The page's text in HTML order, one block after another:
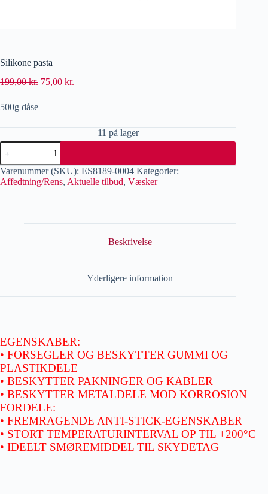
Silikone pasta
199,00kr. 75,00 kr.
500g dåse
11 på lager
Varenummer (SKU): ES8189-0004 Kategorier:
Affedtning/Rens, Aktuelle tilbud, Væsker
Beskrivelse
Yderligere information
EGENSKABER:
• FORSEGLER OG BESKYTTER GUMMI OG
PLASTIKDELE
• BESKYTTER PAKNINGER OG KABLER
• BESKYTTER METALDELE MOD KORROSION
FORDELE:
• FREMRAGENDE ANTI-STICK-EGENSKABER
• STORT TEMPERATURINTERVAL OP TIL +200°C
• IDEELT SMØREMIDDEL TIL SKYDETAG